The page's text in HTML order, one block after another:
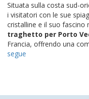
Situata sulla costa sud-
i visitatori con le sue
cristalline e il suo fascino
traghetto per Porto
Francia, offrendo una
segue